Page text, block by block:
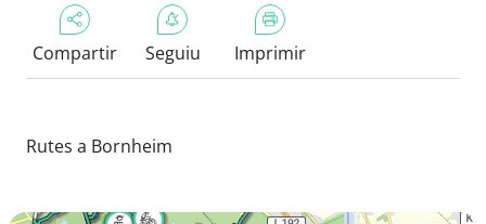
Compartir Seguiu Imprimir
Rutes a Bornheim